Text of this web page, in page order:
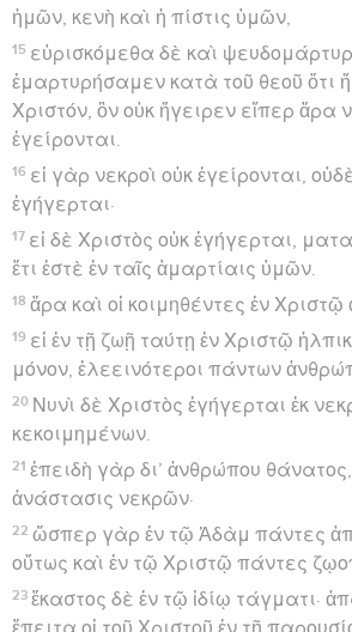
ἡμῶν, κενὴ καὶ ἡ πίστις ὑμῶν,
15 εὑρισκόμεθα δὲ καὶ
ἐμαρτυρήσαμεν κατὰ τοῦ θεοῦ ὅτι
Χριστόν, ὃν οὐκ ἤγειρεν εἴπερ ἄρα
ἐγείρονται.
16 εἰ γὰρ νεκροὶ οὐκ ἐγείρονται,
ἐγήγερται·
17 εἰ δὲ Χριστὸς οὐκ ἐγήγερται,
ἔτι ἐστὲ ἐν ταῖς ἁμαρτίαις ὑμῶν.
18 ἄρα καὶ οἱ κοιμηθέντες ἐν Χριστῷ
19 εἰ ἐν τῇ ζωῇ ταύτῃ ἐν Χριστῷ
μόνον, ἐλεεινότεροι πάντων
20 Νυνὶ δὲ Χριστὸς ἐγήγερται ἐκ
κεκοιμημένων.
21 ἐπειδὴ γὰρ δι’ ἀνθρώπου
ἀνάστασις νεκρῶν·
22 ὥσπερ γὰρ ἐν τῷ Ἀδὰμ πάντες
οὕτως καὶ ἐν τῷ Χριστῷ πάντες
23 ἕκαστος δὲ ἐν τῷ ἰδίῳ τάγματι·
ἔπειτα οἱ τοῦ Χριστοῦ ἐν τῇ